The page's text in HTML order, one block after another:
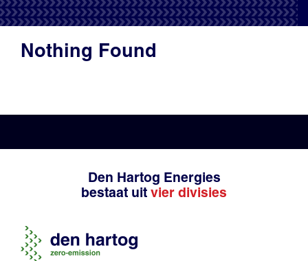
Productadvies
Nothing Found
Den Hartog Energies
bestaat uit vier divisies